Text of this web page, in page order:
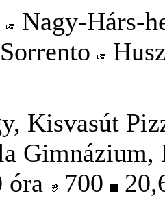
Nagy-Hárs-
Sorrento
Kisvasút
Gimnázium,
óra
700